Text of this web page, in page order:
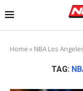
Home » NBA Los
TAG: